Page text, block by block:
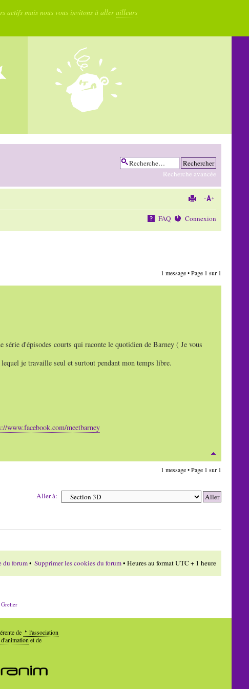
actifs mais nous vous invitons à allerailleurs
Recherche avancée
FAQ Connexion
1 message • Page 1 sur 1
d'épisodes courts qui raconte le quotidien de Barney ( Je vous
je travaille seul et surtout pendant mon temps libre.
www.facebook.com/meetbarney
1 message • Page 1 sur 1
Aller à:
du forum• Supprimer les cookies du forum• Heures au format UTC + 1 heure
Grelier
de
l'association
et de